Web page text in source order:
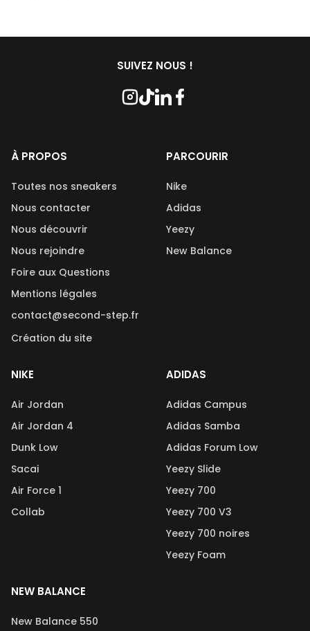
les savons utilisés, nous travaillons en étroite collaboration
disponibles sur Second Step sont reconditionnées et
SUIVEZ NOUS !
À PROPOS
Toutes nos sneakers
Nous contacter
Nous découvrir
Nous rejoindre
Foire aux Questions
Mentions légales
contact@second-step.fr
Création du site
PARCOURIR
Nike
Adidas
Yeezy
New Balance
NIKE
Air Jordan
Air Jordan 4
Dunk Low
Sacai
Air Force 1
Collab
ADIDAS
Adidas Campus
Adidas Samba
Adidas Forum Low
Yeezy Slide
Yeezy 700
Yeezy 700 V3
Yeezy 700 noires
Yeezy Foam
NEW BALANCE
New Balance 550